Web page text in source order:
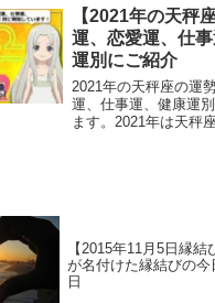
行います。それでも
ポットに出かけてみ
【2021年の天秤
運、恋愛運、仕
運別にご紹介
2021年の天秤座の運
運、仕事運、健康運
ます。2021年は天秤
どんな1年になるでし
【2015年11月5日縁
が名付けた縁結びの
日